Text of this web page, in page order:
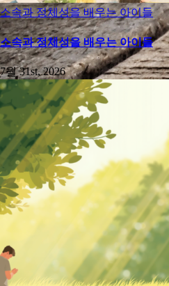
소속과 정체성을 배우는 아이들
소속과 정체성을 배우는 아이들
7월 31st, 2026